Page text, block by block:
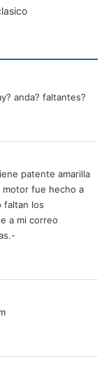
anda? faltantes?
patente amarilla
motor fue hecho a
faltan los
a mi correo